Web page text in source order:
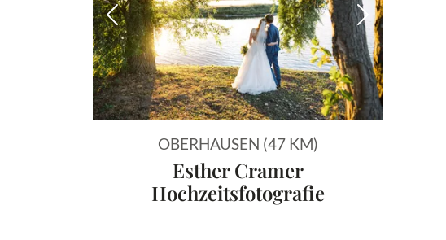
Vorheriges Bild Nächstes Bild
OBERHAUSEN (47 KM)
Esther Cramer
Hochzeitsfotografie